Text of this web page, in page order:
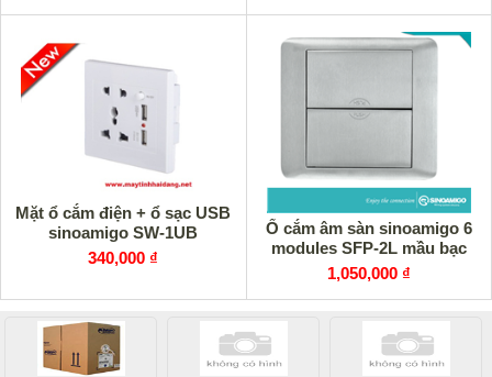
Mặt ổ cắm điện + ổ sạc USB
sinoamigo SW-1UB
340,000 ₫
Ổ cắm âm sàn sinoamigo 6
modules SFP-2L mầu bạc
1,050,000 ₫